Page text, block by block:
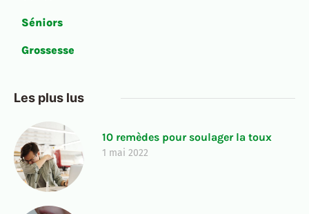
Séniors
Grossesse
Les plus lus
10 remèdes pour soulager la toux
1 mai 2022